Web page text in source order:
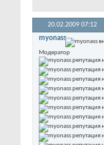
20.02.2009 07:12
myonass
Модератор